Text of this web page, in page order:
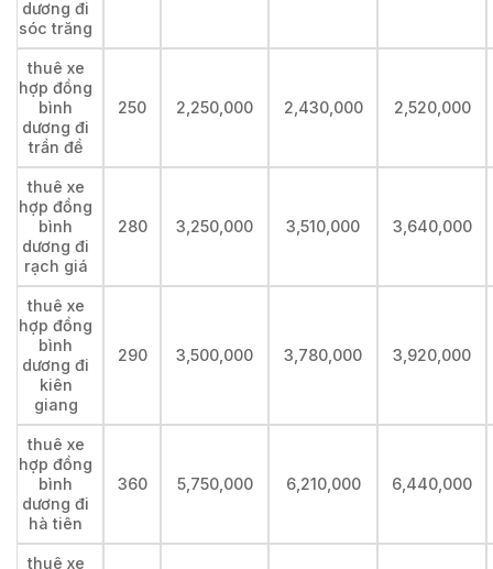
dương đi
sóc trăng
thuê xe
hợp đồng
bình
dương đi
trần đề
250 2,250,000 2,430,000 2,520,000
thuê xe
hợp đồng
bình
dương đi
rạch giá
280 3,250,000 3,510,000 3,640,000
thuê xe
hợp đồng
bình
dương đi
kiên
giang
290 3,500,000 3,780,000 3,920,000
thuê xe
hợp đồng
bình
dương đi
hà tiên
360 5,750,000 6,210,000 6,440,000
thuê xe